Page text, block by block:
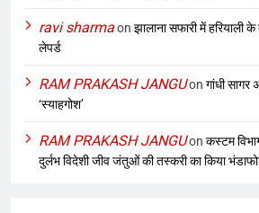
ravi sharmaon झालाना सफारी में हरियाली
लेपर्ड
RAM PRAKASH JANGUon गांधी सागर
‘स्याहगोश’
RAM PRAKASH JANGUon कस्टम
दुर्लभ विदेशी जीव जंतुओं की तस्करी का किया